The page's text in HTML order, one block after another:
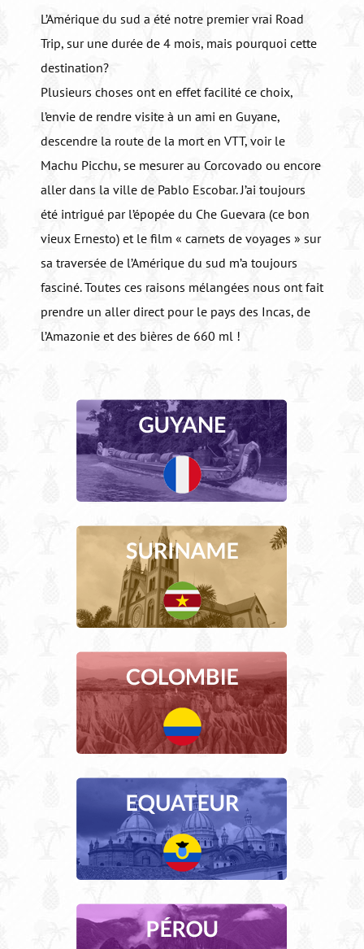
L’Amérique du sud a été notre premier vrai Road
Trip, sur une durée de 4 mois, mais pourquoi cette
destination?
Plusieurs choses ont en effet facilité ce choix,
l’envie de rendre visite à un ami en Guyane,
descendre la route de la mort en VTT, voir le
Machu Picchu, se mesurer au Corcovado ou encore
aller dans la ville de Pablo Escobar. J’ai toujours
été intrigué par l’épopée du Che Guevara (ce bon
vieux Ernesto) et le film « carnets de voyages » sur
sa traversée de l’Amérique du sud m’a toujours
fasciné. Toutes ces raisons mélangées nous ont fait
prendre un aller direct pour le pays des Incas, de
l’Amazonie et des bières de 660 ml !